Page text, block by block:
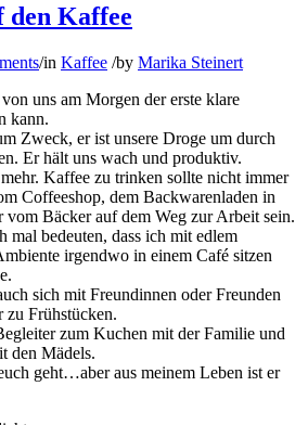
Kaffee
/in Kaffee /by Marika Steinert
uns am Morgen der erste klare
kann.
Zweck, er ist unsere Droge um durch
Er hält uns wach und produktiv.
Kaffee zu trinken sollte nicht immer
Coffeeshop, dem Backwarenladen in
Bäcker auf dem Weg zur Arbeit sein.
mal bedeuten, dass ich mit edlem
irgendwo in einem Café sitzen
sich mit Freundinnen oder Freunden
zu Frühstücken.
zum Kuchen mit der Familie und
den Mädels.
geht…aber aus meinem Leben ist er